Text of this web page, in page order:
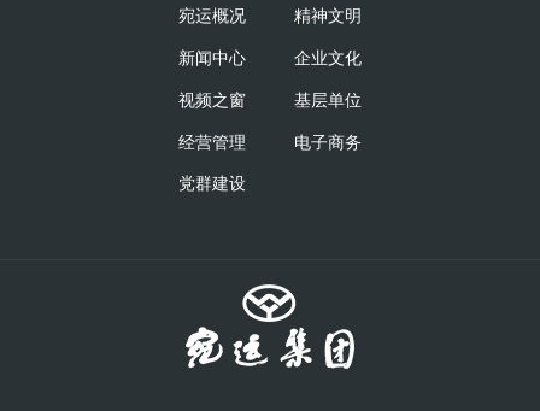
宛运概况
新闻中心
视频之窗
经营管理
党群建设
精神文明
企业文化
基层单位
电子商务